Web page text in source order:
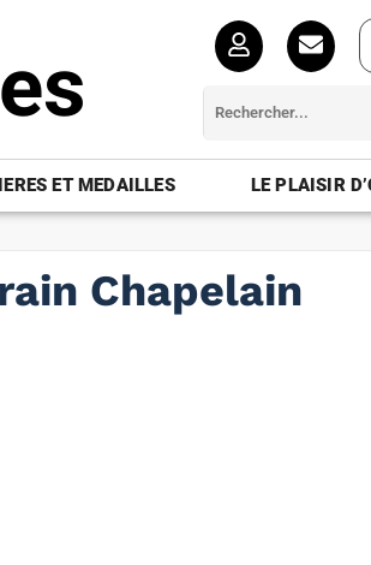
ET MEDAILLES LE PLAISIR
Chapelain